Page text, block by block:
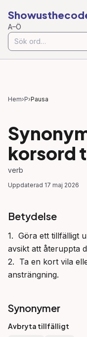
A–Ö
Hem›P›Pausa
korsord
verb
Uppdaterad 17 maj 2026
Betydelse
1.  Göra ett tillfälligt
avsikt att återuppta
2.  Ta en kort vila
ansträngning.
Synonymer
Avbryta tillfälligt